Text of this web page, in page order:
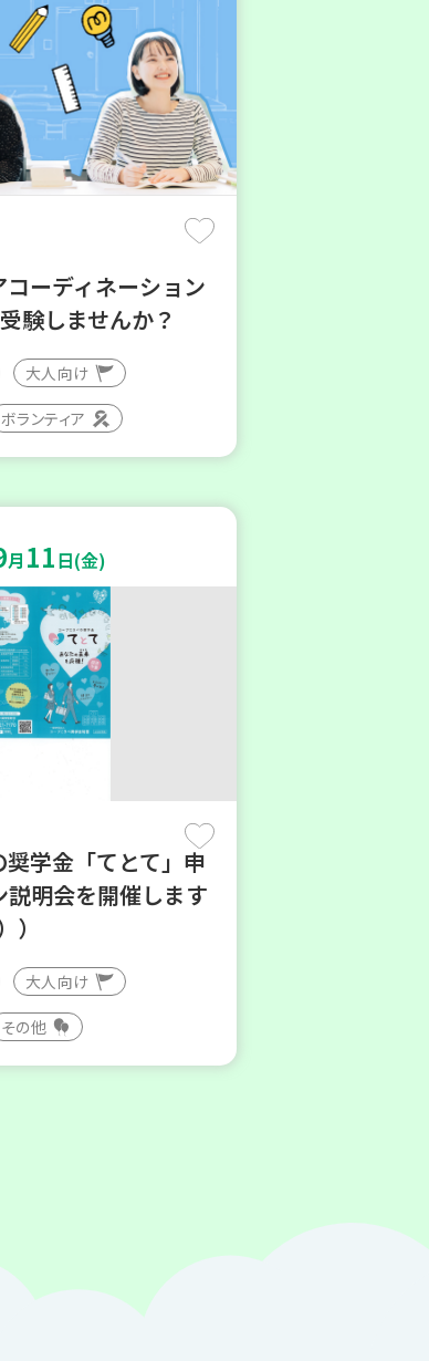
コーディネーション
験しませんか？
大人向け
ボランティア
月 11日(金)
奨学金「てとて」申
明会を開催します
大人向け
その他